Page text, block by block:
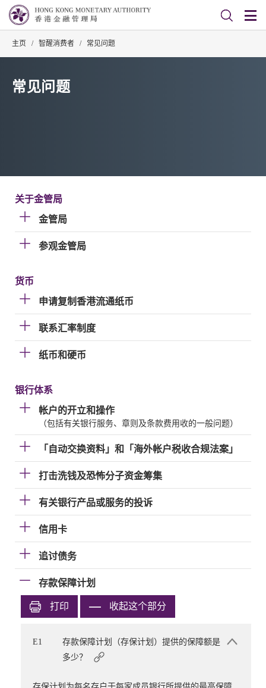
主页 / 智醒消费者 / 常见问题
常见问题
关于金管局
金管局
参观金管局
货币
申请复制香港流通纸币
联系汇率制度
纸币和硬币
银行体系
帐户的开立和操作
（包括有关银行服务、章则及条款费用收的一般问题）
「自动交换资料」和「海外帐户税收合规法案」
打击洗钱及恐怖分子资金筹集
有关银行产品或服务的投诉
信用卡
追讨债务
存款保障计划
打印 收起这个部分
E1
存款保障计划（存保计划）提供的保障额是
多少？